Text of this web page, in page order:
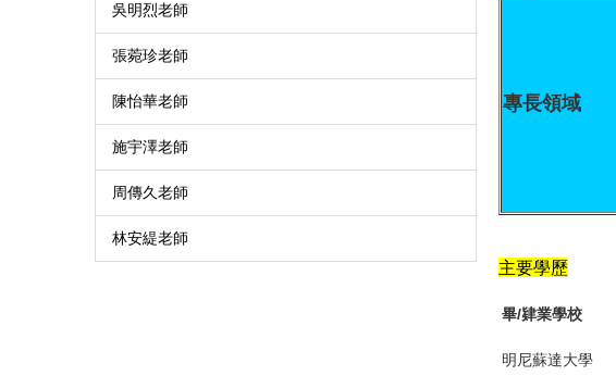
吳明烈老師
張菀珍老師
陳怡華老師
施宇澤老師
周傳久老師
林安緹老師
專長領域
主要學歷
畢/肄業學校
明尼蘇達大學